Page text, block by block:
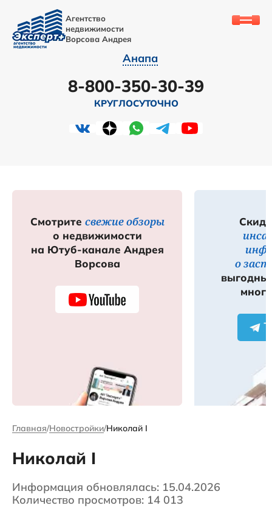
Агентство
недвижимости
Ворсова Андрея
Анапа
8-800-350-30-39
КРУГЛОСУТОЧНО
Смотрите свежие обзоры
о недвижимости
на Ютуб-канале Андрея
Ворсова
о
Главная Новостройки Николай I
Николай I
Информация обновлялась: 15.04.2026
Количество просмотров: 14 013